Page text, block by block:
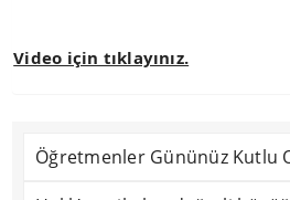
Video için tıklayınız.
Öğretmenler Gününüz Kutlu